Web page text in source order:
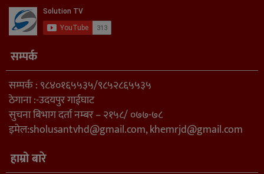
सम्पर्क
सम्पर्क : ९८४०१६५५३५/९८५२८६५५३५
ठेगाना :-उदयपुर गाईघाट
सुचना बिभाग दर्ता नम्बर – २१५८/ ०७७-७८
इमेल:sholusantvhd@gmail.com,khemrjd@gmail.com
हाम्रो बारे